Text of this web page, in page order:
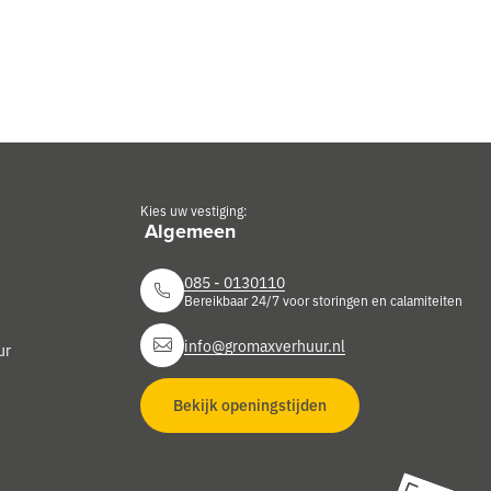
Kies uw vestiging:
085 - 0130110
Bereikbaar 24/7 voor storingen en calamiteiten
info@gromaxverhuur.nl
Bekijk openingstijden